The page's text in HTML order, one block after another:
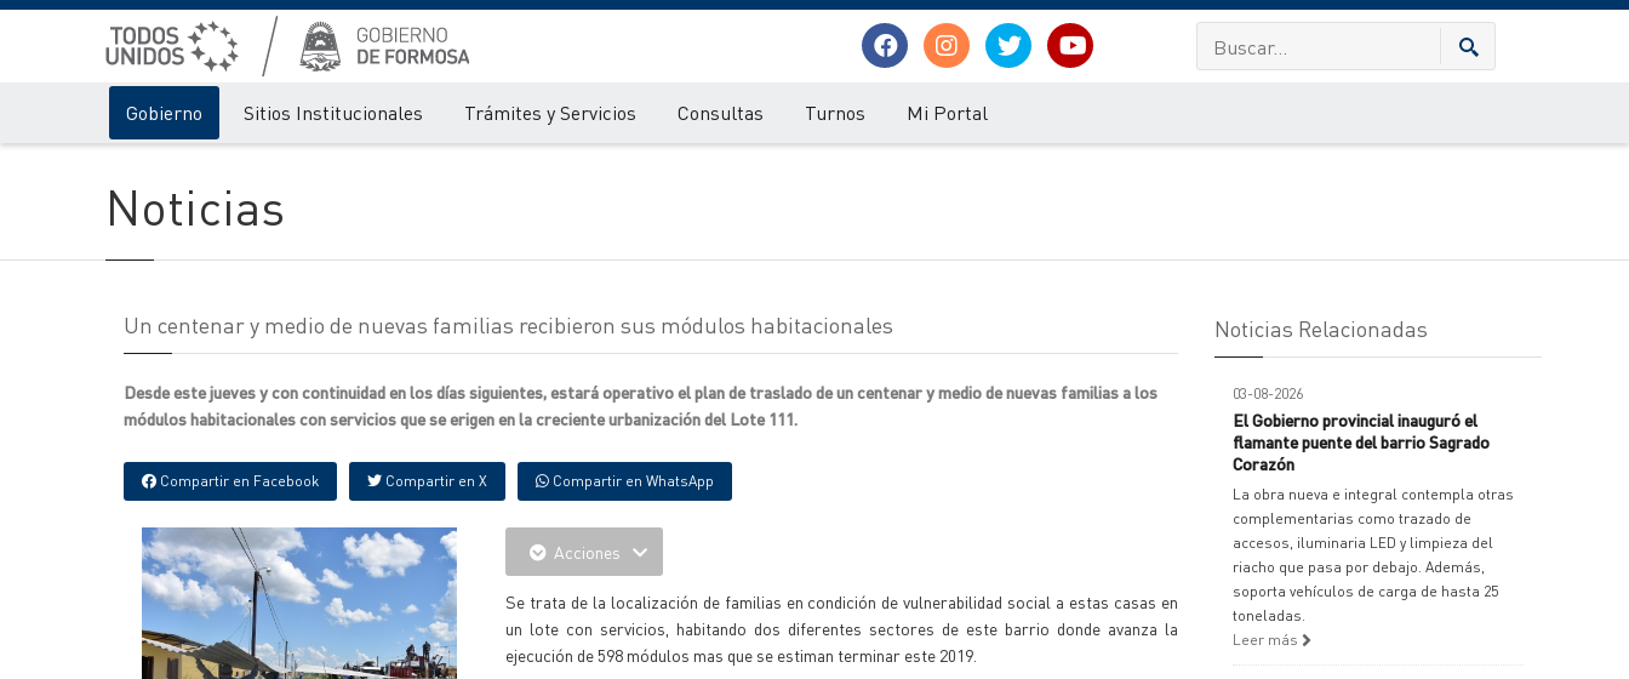
Gobierno Sitios Institucionales Trámites y Servicios Consultas Turnos Mi Portal
Noticias
Un centenar y medio de nuevas familias recibieron sus módulos habitacionales
Desde este jueves y con continuidad en los días siguientes, estará operativo el plan de traslado de un centenar y medio de nuevas familias a los
módulos habitacionales con servicios que se erigen en la creciente urbanización del Lote 111.
Compartir en Facebook Compartir en X Compartir en WhatsApp
Acciones
Se trata de la localización de familias en condición de vulnerabilidad social a estas casas en
un lote con servicios, habitando dos diferentes sectores de este barrio donde avanza la
ejecución de 598 módulos mas que se estiman terminar este 2019.
Noticias Relacionadas
03-08-2026
El Gobierno provincial inauguró el
flamante puente del barrio Sagrado
Corazón
La obra nueva e integral contempla otras
complementarias como trazado de
accesos, iluminaria LED y limpieza del
riacho que pasa por debajo. Además,
soporta vehículos de carga de hasta 25
toneladas.
Leer más